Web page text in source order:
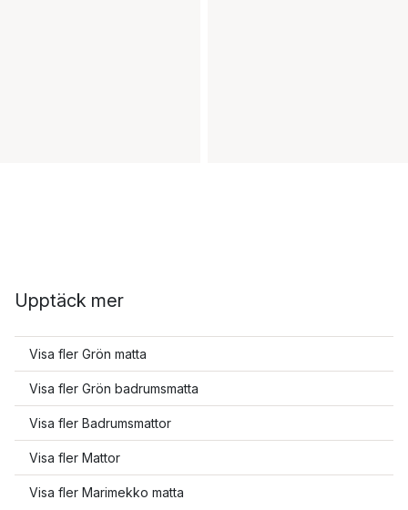
Upptäck mer
Visa fler Grön matta
Visa fler Grön badrumsmatta
Visa fler Badrumsmattor
Visa fler Mattor
Visa fler Marimekko matta